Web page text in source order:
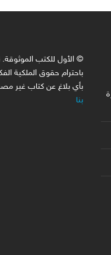
© الأول للكتب الموثوقة.
باحترام حقوق الملكية
بأي بلاغ عن كتاب غير
بنا